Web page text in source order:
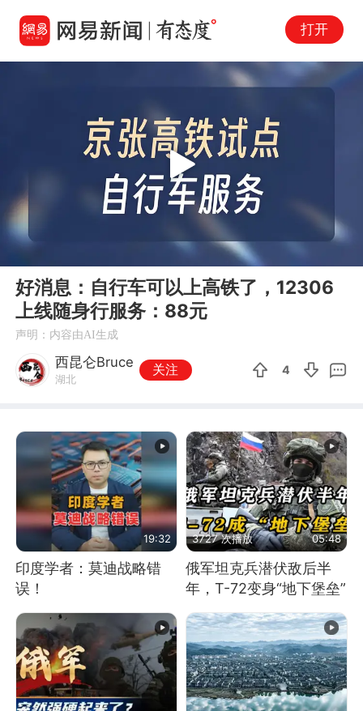
打开
Play
好消息：自行车可以上高铁了，12306
上线随身行服务：88元
声明：内容由AI生成
西昆仑Bruce
湖北
关注 4
19:32
印度学者：莫迪战略错
误！
3727 次播放 05:48
俄军坦克兵潜伏敌后半
年，T-72变身“地下堡垒”